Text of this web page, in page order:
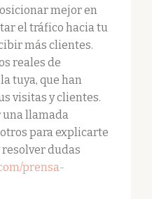
mejor en
el tráfico hacia tu
más clientes.
reales de
tuya, que han
visitas y clientes.
una llamada
para explicarte
dudas
prensa-